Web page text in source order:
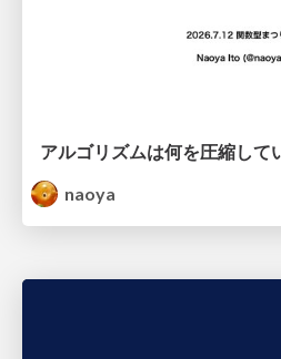
naoya